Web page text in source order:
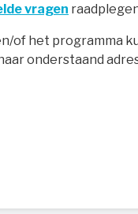
vragen
het programma
onderstaand